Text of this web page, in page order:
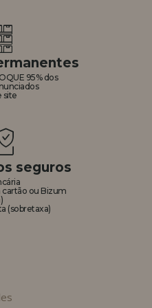
95% dos
site
seguros
cartão ou Bizum
(sobretaxa)